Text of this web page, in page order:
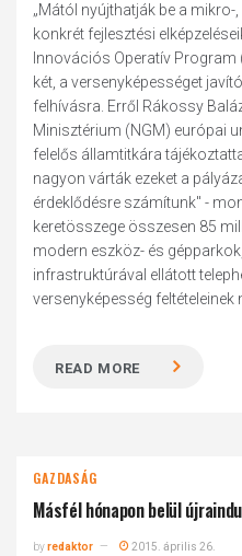
„Mától nyújthatják be a
konkrét fejlesztési
Innovációs Operatív Program
két, a versenyképességet
felhívásra. Erről Rákossy
Minisztérium (NGM) európai
felelős államtitkára
nagyon várták ezeket a
érdeklődésre számítunk" -
keretösszege összesen 85
modern eszköz- és
infrastruktúrával ellátott
versenyképesség feltételeinek
READ MORE
GAZDASÁG
Másfél hónapon belül
byredaktor 2015. április 26.